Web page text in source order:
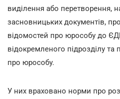
виділення або перетворення,
засновницьких документів,
відомостей про юрособу до
відокремленого підрозділу
про юрособу.
У них враховано норми про